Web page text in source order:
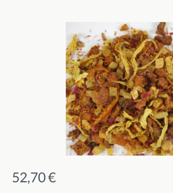
Bildergalerie überspringen
Regulärer Preis:
52,70 €